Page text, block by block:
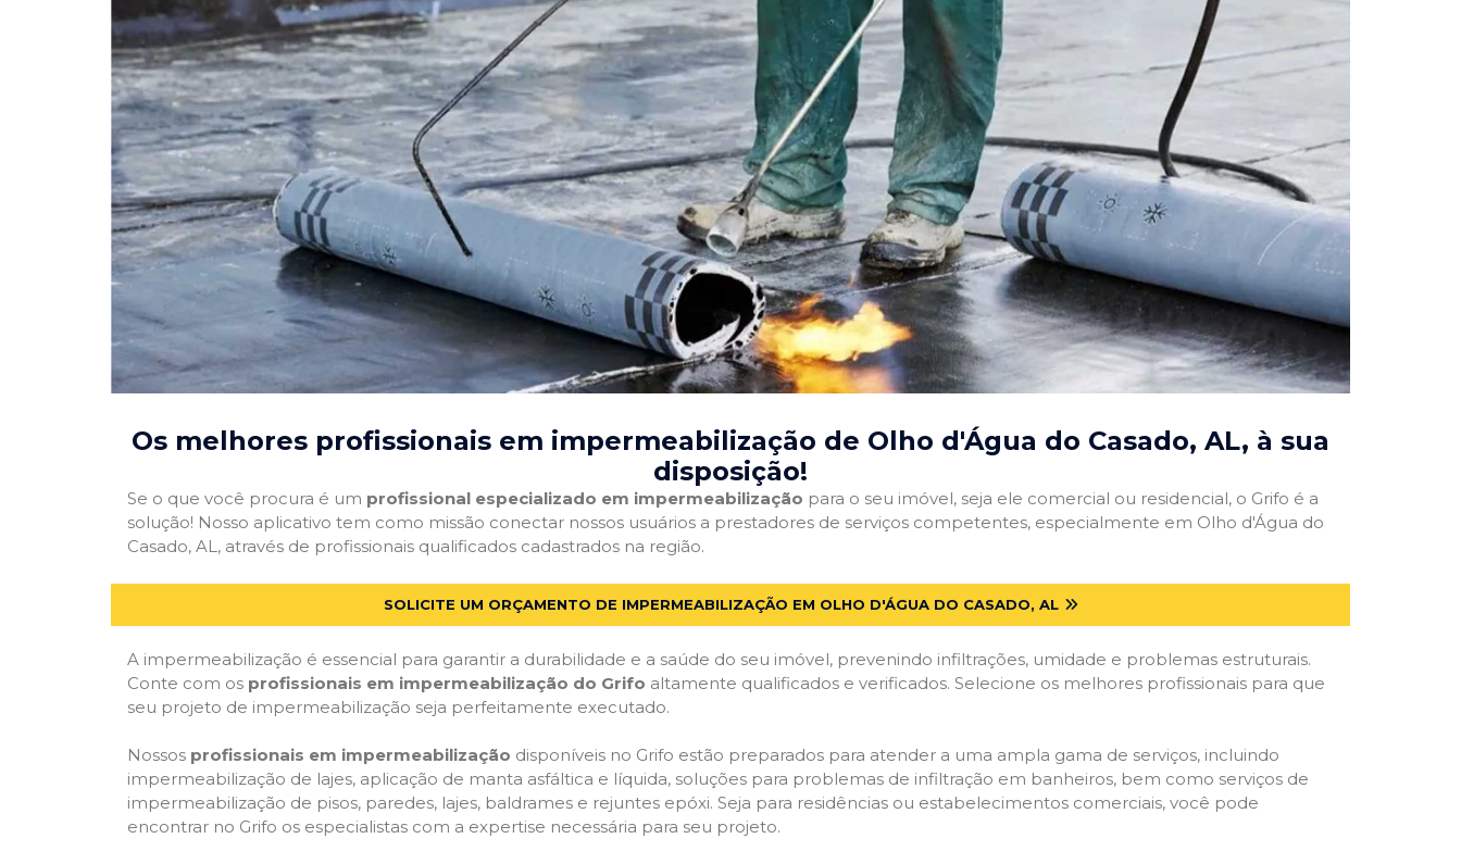
Os melhores profissionais em impermeabilização de Olho d'Água do Casado, AL, à sua
disposição!
Se o que você procura é um profissional especializado em impermeabilização para o seu imóvel, seja ele comercial ou residencial, o Grifo é a
solução! Nosso aplicativo tem como missão conectar nossos usuários a prestadores de serviços competentes, especialmente em Olho d'Água do
Casado, AL, através de profissionais qualificados cadastrados na região.
SOLICITE UM ORÇAMENTO DE IMPERMEABILIZAÇÃO EM OLHO D'ÁGUA DO CASADO, AL
A impermeabilização é essencial para garantir a durabilidade e a saúde do seu imóvel, prevenindo infiltrações, umidade e problemas estruturais.
Conte com os profissionais em impermeabilização do Grifo altamente qualificados e verificados. Selecione os melhores profissionais para que
seu projeto de impermeabilização seja perfeitamente executado.
Nossos profissionais em impermeabilização disponíveis no Grifo estão preparados para atender a uma ampla gama de serviços, incluindo
impermeabilização de lajes, aplicação de manta asfáltica e líquida, soluções para problemas de infiltração em banheiros, bem como serviços de
impermeabilização de pisos, paredes, lajes, baldrames e rejuntes epóxi. Seja para residências ou estabelecimentos comerciais, você pode
encontrar no Grifo os especialistas com a expertise necessária para seu projeto.